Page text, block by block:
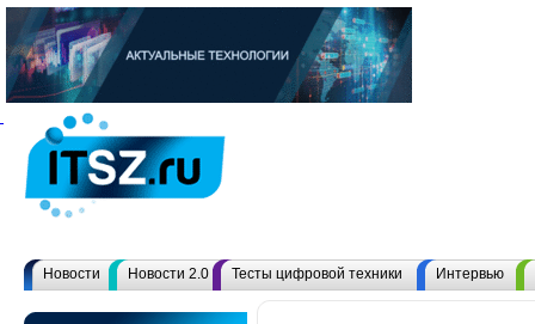
Новости Новости 2.0 Тесты цифровой техники Интервью